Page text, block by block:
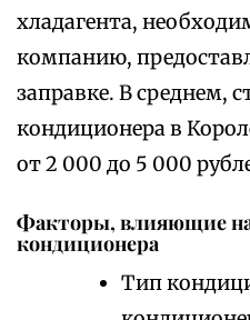
хладагента,
компанию,
заправке. В среднем,
кондиционера в
от 2 000 до 5 000
Факторы, влияющие
кондиционера
Тип